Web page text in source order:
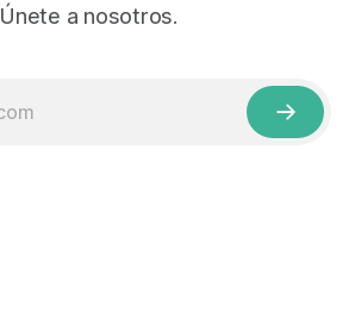
Únete a nosotros.